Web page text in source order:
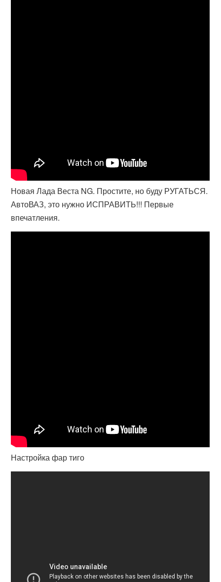
Новая Лада Веста NG. Простите, но буду РУГАТЬСЯ.
АвтоВАЗ, это нужно ИСПРАВИТЬ!!! Первые
впечатления.
Настройка фар тиго